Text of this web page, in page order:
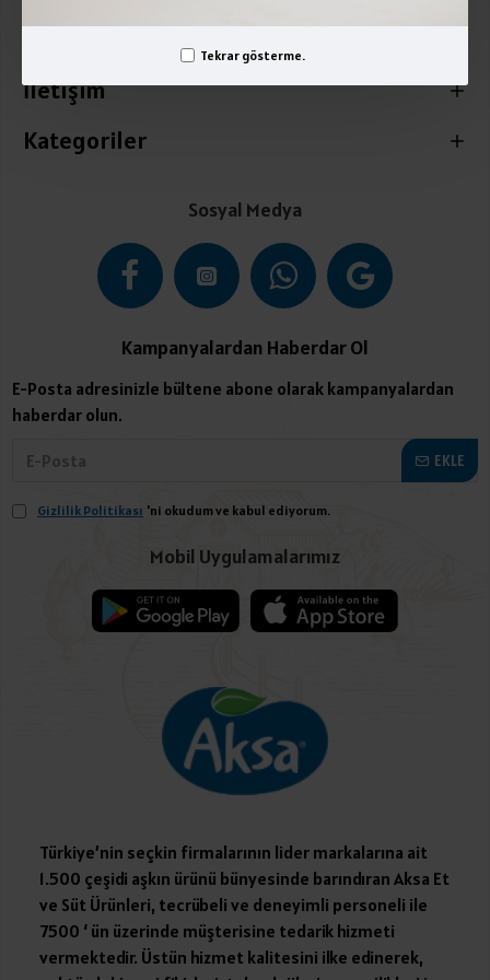
Tekrar gösterme.
İletişim
Kategoriler
Sosyal Medya
Kampanyalardan Haberdar Ol
E-Posta adresinizle bültene abone olarak kampanyalardan
haberdar olun.
EKLE
Gizlilik Politikası 'ni okudum ve kabul ediyorum.
Mobil Uygulamalarımız
Türkiye’nin seçkin firmalarının lider markalarına ait
1.500 çeşidi aşkın ürünü bünyesinde barındıran Aksa Et
ve Süt Ürünleri, tecrübeli ve deneyimli personeli ile
7500 ‘ ün üzerinde müşterisine tedarik hizmeti
vermektedir. Üstün hizmet kalitesini ilke edinerek,